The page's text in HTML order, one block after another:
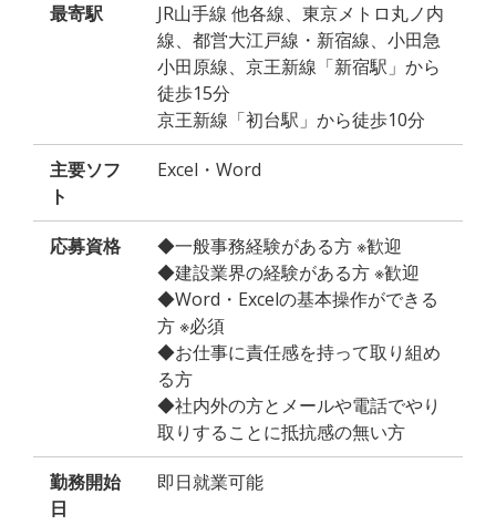
最寄駅
JR山手線 他各線、東京メトロ丸ノ内
線、都営大江戸線・新宿線、小田急
小田原線、京王新線「新宿駅」から
徒歩15分
京王新線「初台駅」から徒歩10分
主要ソフ
ト
Excel・Word
応募資格
◆一般事務経験がある方 ※歓迎
◆建設業界の経験がある方 ※歓迎
◆Word・Excelの基本操作ができる
方 ※必須
◆お仕事に責任感を持って取り組め
る方
◆社内外の方とメールや電話でやり
取りすることに抵抗感の無い方
勤務開始
日
即日就業可能